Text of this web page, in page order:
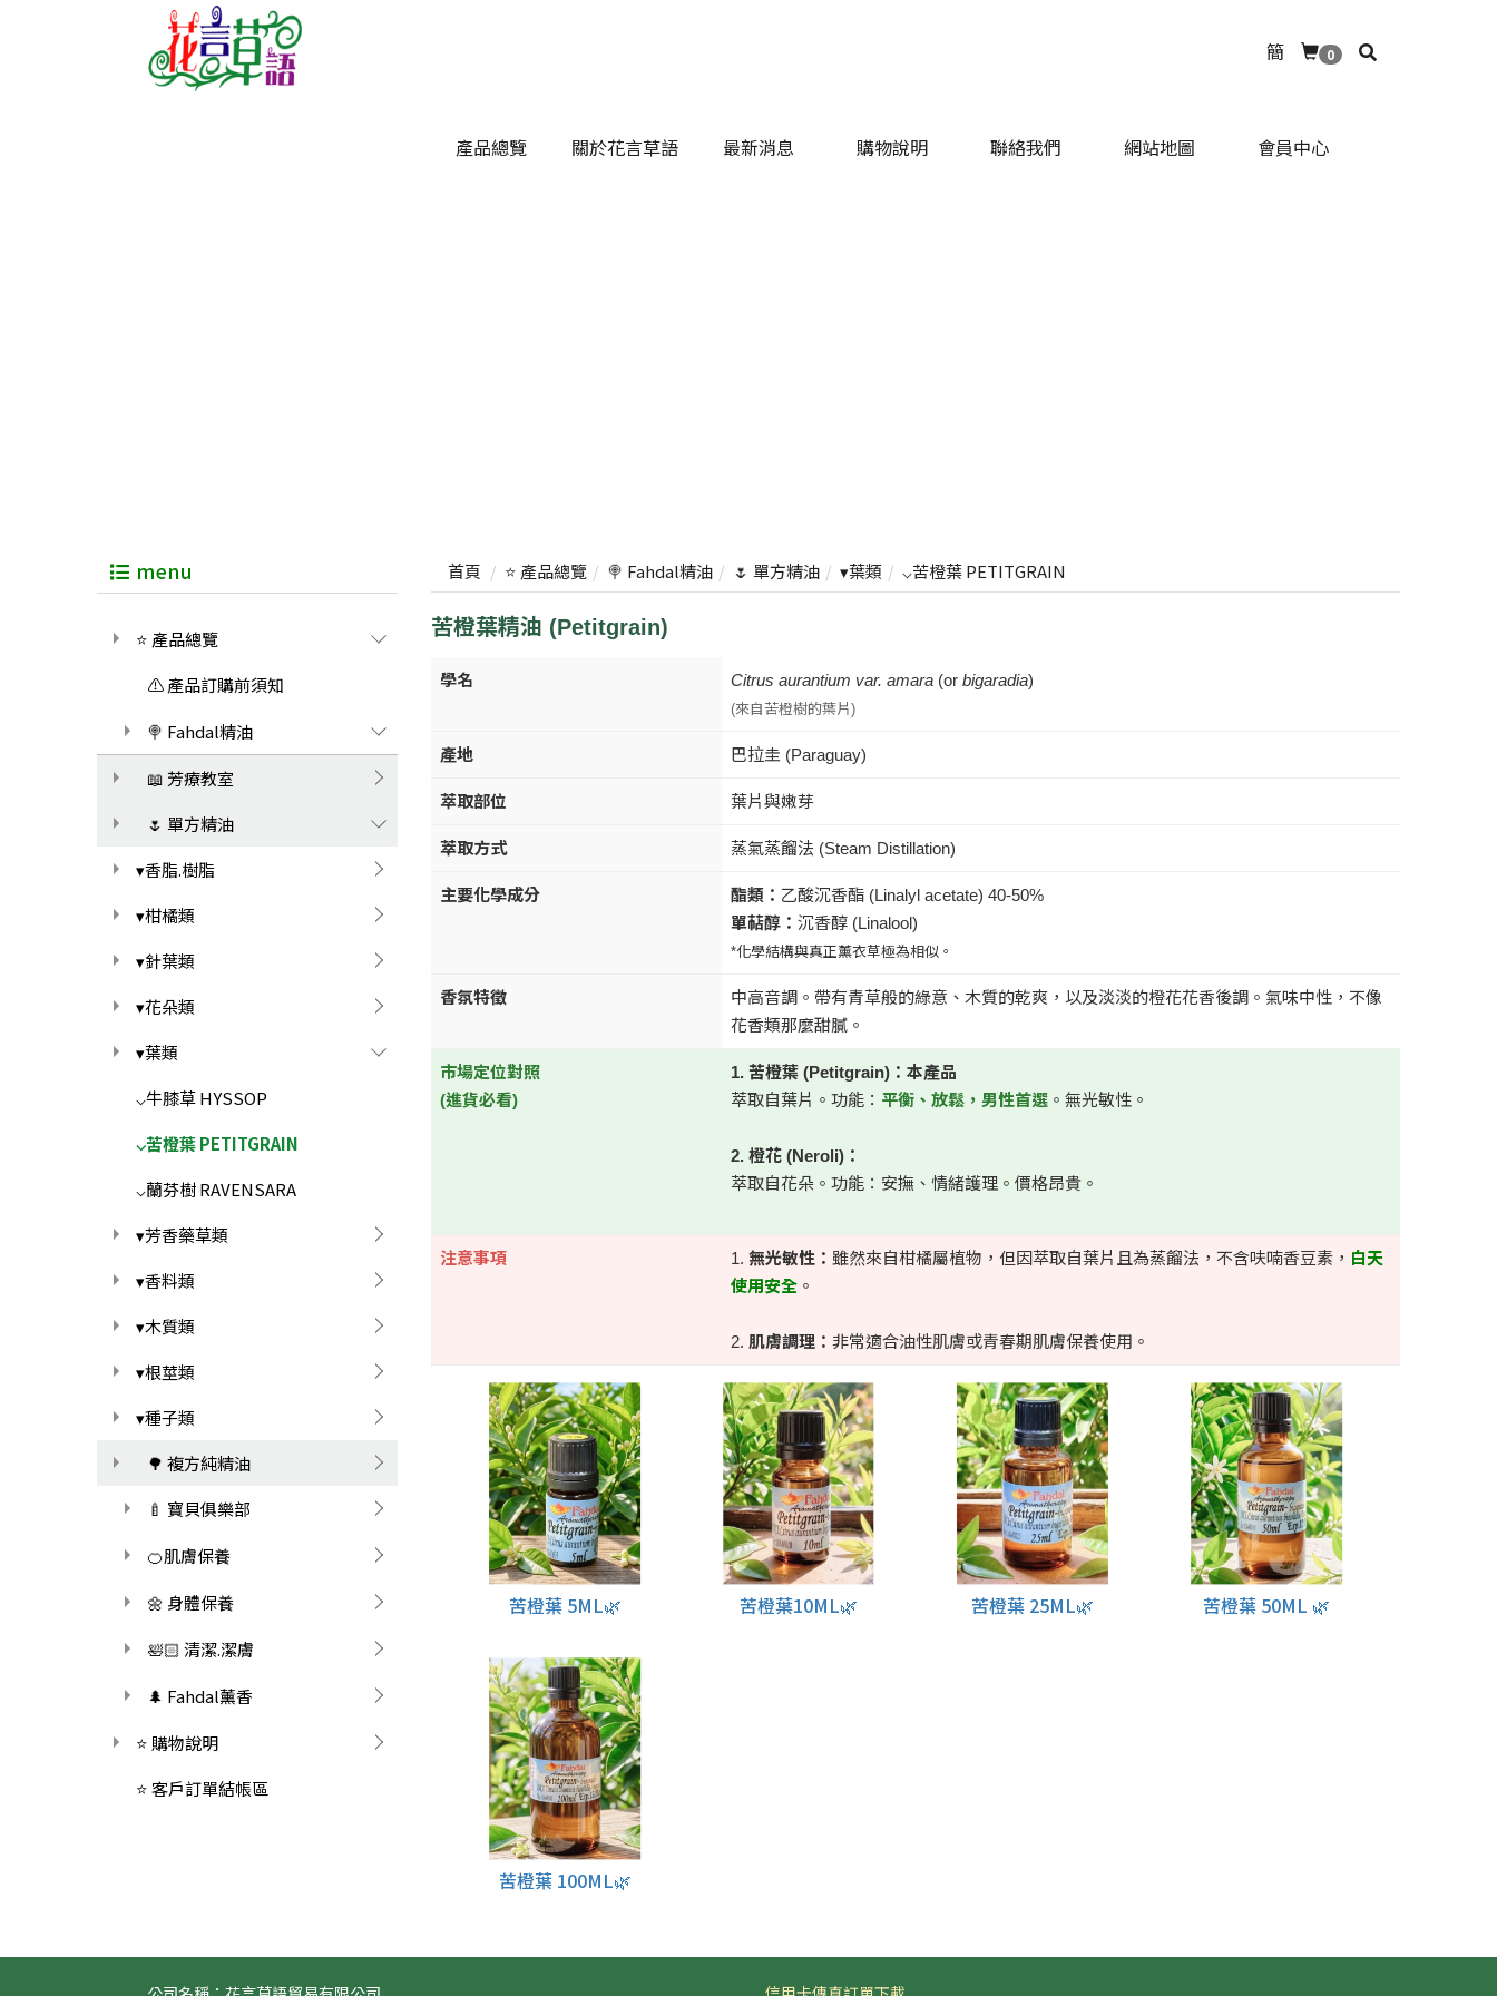
簡 0
產品總覽 關於花言草語 最新消息 購物說明 聯絡我們 網站地圖 會員中心
menu
⭐ 產品總覽
⚠️ 產品訂購前須知
🍭 Fahdal精油
📖 芳療教室
🌷 單方精油
▾香脂.樹脂
▾柑橘類
▾針葉類
▾花朵類
▾葉類
⌵牛膝草 HYSSOP
⌵苦橙葉 PETITGRAIN
⌵蘭芬樹 RAVENSARA
▾芳香藥草類
▾香料類
▾木質類
▾根莖類
▾種子類
🌳 複方純精油
🍼 寶貝俱樂部
🍊肌膚保養
🌼 身體保養
🛀🏻 清潔.潔膚
🌲 Fahdal薰香
⭐ 購物說明
⭐ 客戶訂單結帳區
首頁 ⭐ 產品總覽 🍭 Fahdal精油 🌷 單方精油 ▾葉類 ⌵苦橙葉 PETITGRAIN
苦橙葉精油 (Petitgrain)
學名 Citrus aurantium var. amara (or bigaradia)
(來自苦橙樹的葉片)
產地 巴拉圭 (Paraguay)
萃取部位 葉片與嫩芽
萃取方式 蒸氣蒸餾法 (Steam Distillation)
主要化學成分 酯類： 乙酸沉香酯 (Linalyl acetate) 40-50%
單萜醇： 沉香醇 (Linalool)
*化學結構與真正薰衣草極為相似。
香氛特徵
中高音調。帶有青草般的綠意、木質的乾爽，以及淡淡的橙花花香後調。氣味中性，不像
花香類那麼甜膩。
市場定位對照
(進貨必看)
1. 苦橙葉 (Petitgrain)：本產品
萃取自葉片。功能： 平衡、放鬆，男性首選 。無光敏性。
2. 橙花 (Neroli)：
萃取自花朵。功能：安撫、情緒護理。價格昂貴。
注意事項 1. 無光敏性： 雖然來自柑橘屬植物，但因萃取自葉片且為蒸餾法，不含呋喃香豆素， 白天
使用安全 。
2. 肌膚調理： 非常適合油性肌膚或青春期肌膚保養使用。
苦橙葉 5ML🌿 苦橙葉10ML🌿 苦橙葉 25ML🌿 苦橙葉 50ML 🌿
苦橙葉 100ML🌿